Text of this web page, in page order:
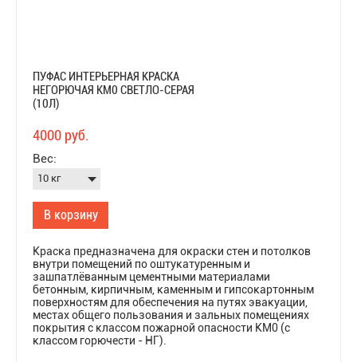
ПУФАС ИНТЕРЬЕРНАЯ КРАСКА
НЕГОРЮЧАЯ КМ0 СВЕТЛО-СЕРАЯ
(10Л)
4000 руб.
Вес:
В корзину
Краска предназначена для окраски стен и потолков
внутри помещений по оштукатуренным и
зашпатлёванным цементными материалами
бетонным, кирпичным, каменным и гипсокартонным
поверхностям для обеспечения на путях эвакуации,
местах общего пользования и зальных помещениях
покрытия с классом пожарной опасности КМ0 (с
классом горючести - НГ).